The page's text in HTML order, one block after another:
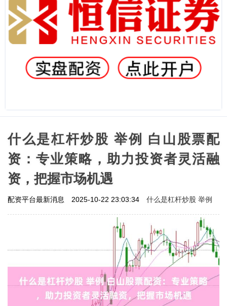
什么是杠杆炒股 举例 白山股票配
资：专业策略，助力投资者灵活融
资，把握市场机遇
配资平台最新消息 2025-10-22 23:03:34 什么是杠杆炒股 举例